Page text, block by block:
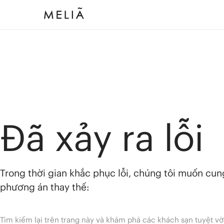
Đã xảy ra lỗi
Trong thời gian khắc phục lỗi, chúng tôi muốn
phương án thay thế:
Tìm kiếm lại trên trang này và khám phá các khách sạn tuyệt